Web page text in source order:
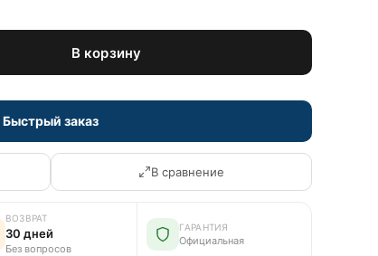
В корзину
Быстрый заказ
В сравнение
ВОЗВРАТ
30 дней
Без вопросов
ГАРАНТИЯ
Официальная